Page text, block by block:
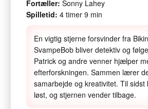
Fortæller: Sonny Lahey
Spilletid: 4 timer 9 min
En vigtig stjerne forsvinder fra
SvampeBob bliver detektiv og
Patrick og andre venner hjælper
efterforskningen. Sammen lærer
samarbejde og kreativitet. Til sidst
løst, og stjernen vender tilbage.